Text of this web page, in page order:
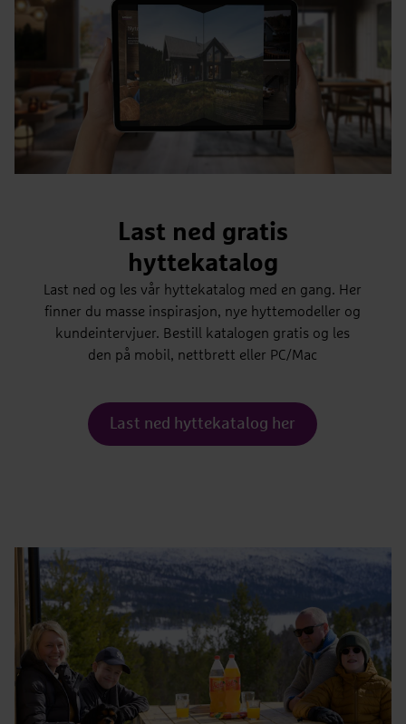
Last ned gratis
hyttekatalog
Last ned og les vår hyttekatalog med en gang. Her
finner du masse inspirasjon, nye hyttemodeller og
kundeintervjuer. Bestill katalogen gratis og les
den på mobil, nettbrett eller PC/Mac
Last ned hyttekatalog her